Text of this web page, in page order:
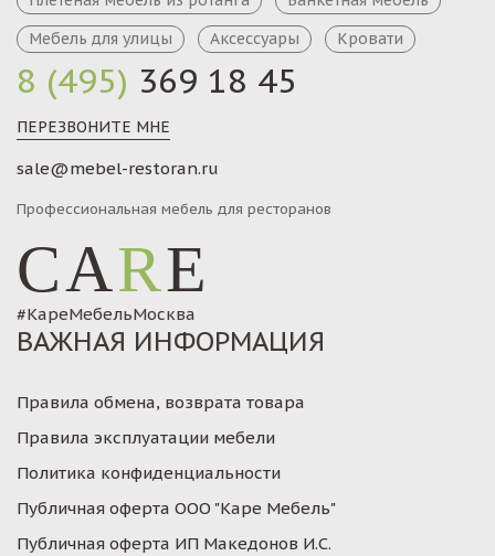
8 (495) 369 18 45
ПЕРЕЗВОНИТЕ МНЕ
sale@mebel-restoran.ru
Профессиональная мебель для ресторанов
CARE
#КареМебельМосква
Мебель для улицы
Аксессуары Кровати
ВАЖНАЯ ИНФОРМАЦИЯ
Правила обмена, возврата товара
Правила эксплуатации мебели
Политика конфиденциальности
Публичная оферта ООО "Каре Мебель"
Публичная оферта ИП Македонов И.С.